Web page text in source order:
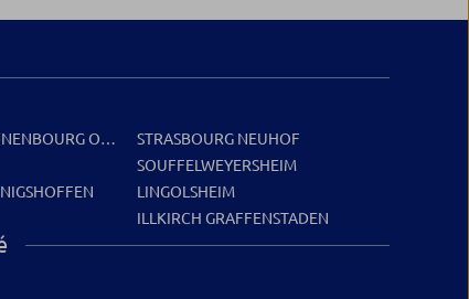
OBER
STRASBOURG NEUHOF
SOUFFELWEYERSHEIM
LINGOLSHEIM
ILLKIRCH GRAFFENSTADEN